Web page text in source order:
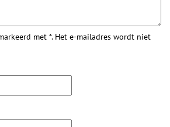
met *. Het e-mailadres wordt niet